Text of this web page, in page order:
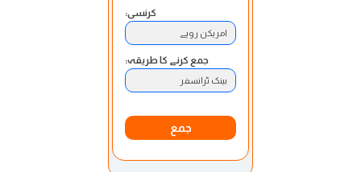
کرنسی:
امریکن روپے
جمع کرنے کا طریقہ:
بینک ٹرانسفر
جمع